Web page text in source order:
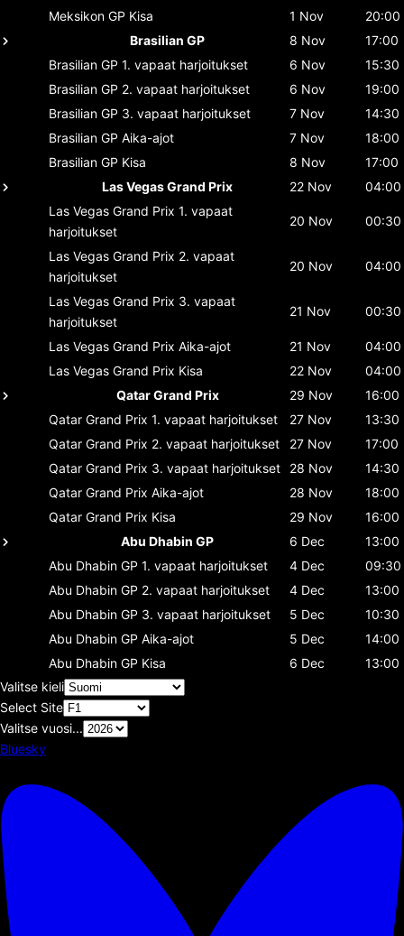
Meksikon GP Kisa 1 Nov
20:00
Brasilian GP
8 Nov
17:00
Brasilian GP 1. vapaat harjoitukset 6 Nov
15:30
Brasilian GP 2. vapaat harjoitukset 6 Nov
19:00
Brasilian GP 3. vapaat harjoitukset 7 Nov
14:30
Brasilian GP Aika-ajot 7 Nov
18:00
Brasilian GP Kisa 8 Nov
17:00
Las Vegas Grand Prix
22 Nov
04:00
Las Vegas Grand Prix 1. vapaat
harjoitukset
20 Nov 00:30
Las Vegas Grand Prix 2. vapaat
harjoitukset
20 Nov 04:00
Las Vegas Grand Prix 3. vapaat
harjoitukset
21 Nov 00:30
Las Vegas Grand Prix Aika-ajot 21 Nov
04:00
Las Vegas Grand Prix Kisa 22 Nov
04:00
Qatar Grand Prix
29 Nov
16:00
Qatar Grand Prix 1. vapaat harjoitukset 27 Nov
13:30
Qatar Grand Prix 2. vapaat harjoitukset 27 Nov
17:00
Qatar Grand Prix 3. vapaat harjoitukset 28 Nov
14:30
Qatar Grand Prix Aika-ajot 28 Nov
18:00
Qatar Grand Prix Kisa 29 Nov
16:00
Abu Dhabin GP
6 Dec
13:00
Abu Dhabin GP 1. vapaat harjoitukset 4 Dec
09:30
Abu Dhabin GP 2. vapaat harjoitukset 4 Dec
13:00
Abu Dhabin GP 3. vapaat harjoitukset 5 Dec
10:30
Abu Dhabin GP Aika-ajot 5 Dec
14:00
Abu Dhabin GP Kisa 6 Dec
13:00
Valitse kieli
Select Site
Valitse vuosi...
Bluesky